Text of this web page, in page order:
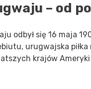
– od
odbył się 16 maja
urugwajska
krajów